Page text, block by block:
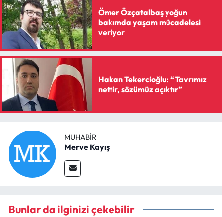
Ömer Özçatalbaş yoğun
bakımda yaşam mücadelesi
veriyor
Hakan Tekercioğlu: “Tavrımız
nettir, sözümüz açıktır”
MUHABIR
Merve Kayış
Bunlar da ilginizi çekebilir
Yemek Tarifleri
Yerel Haberler